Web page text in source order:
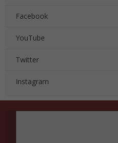
Facebook
YouTube
Twitter
Instagram